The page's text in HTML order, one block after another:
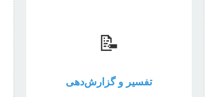
📝
تفسیر و گزارش‌دهی